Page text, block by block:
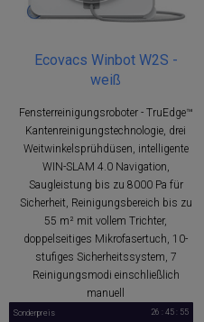
Ecovacs Winbot W2S -
weiß
Fensterreinigungsroboter - TruEdge™
Kantenreinigungstechnologie, drei
Weitwinkelsprühdüsen, intelligente
WIN-SLAM 4.0 Navigation,
Saugleistung bis zu 8000 Pa für
Sicherheit, Reinigungsbereich bis zu
55 m² mit vollem Trichter,
doppelseitiges Mikrofasertuch, 10-
stufiges Sicherheitssystem, 7
Reinigungsmodi einschließlich
manuell
Sonderpreis 26 : 45 : 54